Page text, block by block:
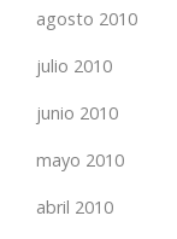
agosto 2010
julio 2010
junio 2010
mayo 2010
abril 2010